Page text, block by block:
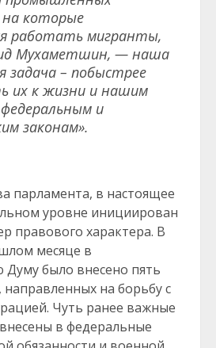
которые
работать мигранты,
Мухаметшин, — наша
задача – побыстрее
их к жизни и нашим
и
законам».
парламента, в настоящее
уровне инициирован
правового характера. В
месяце в
Думу было внесено пять
на борьбу с
Чуть ранее важные
в федеральные